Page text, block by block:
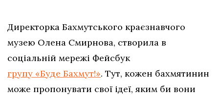
Директорка Бахмутського краєзнавчого
музею Олена Смирнова, створила в
соціальній мережі Фейсбук
групу «Буде Бахмут!». Тут, кожен бахмятинин
може пропонувати свої ідеї, яким би вони